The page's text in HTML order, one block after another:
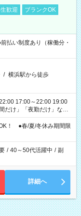
歓迎
ブランクOK
払い制度あり（稼働分・
/ 横浜駅から徒歩
17:00～22:00 19:00
！ ●春/夏/冬休み期間限
/ 40～50代活躍中 / 副
詳細へ